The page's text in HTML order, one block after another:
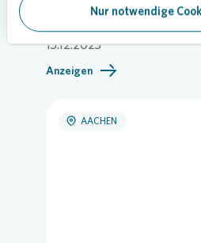
Nur notwendige
zusammen
13.12.2023
Anzeigen
AACHEN